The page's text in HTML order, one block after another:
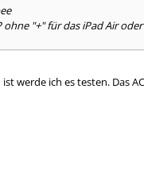
ohne "+" für das iPad Air
werde ich es testen. Das